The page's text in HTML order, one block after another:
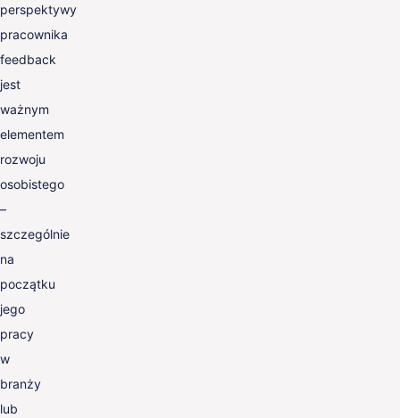
perspektywy
pracownika
feedback
jest
ważnym
elementem
rozwoju
osobistego
–
szczególnie
na
początku
jego
pracy
w
branży
lub